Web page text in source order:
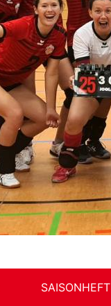
SAISONHEFT